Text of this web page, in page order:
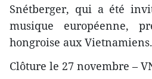
Snétberger, qui a été
musique européenne,
hongroise aux Vietnamiens.
Clôture le 27 novembre –